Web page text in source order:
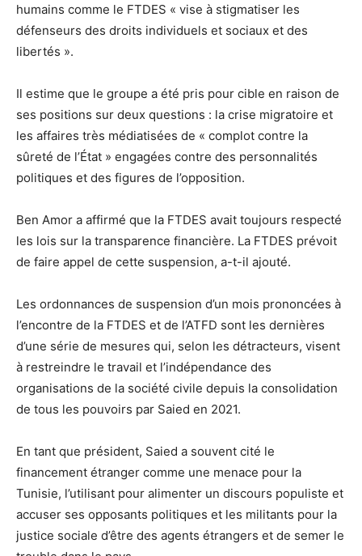
humains comme le FTDES « vise à stigmatiser les
défenseurs des droits individuels et sociaux et des
libertés ».
Il estime que le groupe a été pris pour cible en raison de
ses positions sur deux questions : la crise migratoire et
les affaires très médiatisées de « complot contre la
sûreté de l’État » engagées contre des personnalités
politiques et des figures de l’opposition.
Ben Amor a affirmé que la FTDES avait toujours respecté
les lois sur la transparence financière. La FTDES prévoit
de faire appel de cette suspension, a-t-il ajouté.
Les ordonnances de suspension d’un mois prononcées à
l’encontre de la FTDES et de l’ATFD sont les dernières
d’une série de mesures qui, selon les détracteurs, visent
à restreindre le travail et l’indépendance des
organisations de la société civile depuis la consolidation
de tous les pouvoirs par Saied en 2021.
En tant que président, Saied a souvent cité le
financement étranger comme une menace pour la
Tunisie, l’utilisant pour alimenter un discours populiste et
accuser ses opposants politiques et les militants pour la
justice sociale d’être des agents étrangers et de semer le